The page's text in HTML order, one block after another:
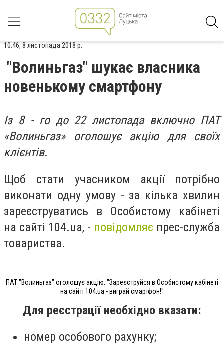
10:46, 8 листопада 2018 р.
"Волиньгаз" шукає власника
новенькому смартфону
Із 8 - го до 22 листопада включно ПАТ
«Волиньгаз» оголошує акцію для своїх
клієнтів.
Щоб стати учасником акції потрібно
виконати одну умову - за кілька хвилин
зареєструватись в Особистому кабінеті
на сайті 104.ua, - повідомляє прес-служба
товариства.
ПАТ "Волиньгаз" оголошує акцію: "Зареєструйся в Особистому кабінеті
на сайті 104.ua - виграй смартфон!"
Для реєстрації необхідно вказати:
номер особового рахунку;